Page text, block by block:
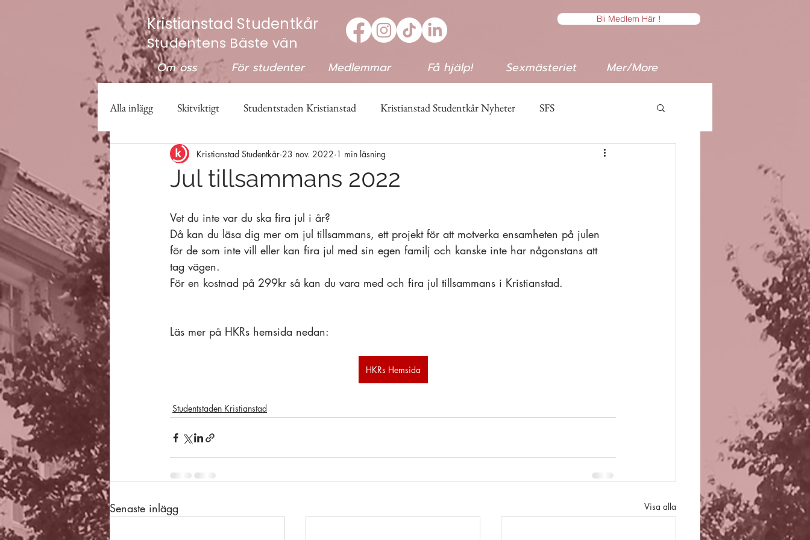
Kristianstad Studentkår
Studentens Bäste vän
Bli Medlem Här !
Om oss För studenter Medlemmar Få hjälp! Sexmästeriet Mer/More
Alla inlägg Skitviktigt Studentstaden Kristianstad Kristianstad Studentkår Nyheter SFS
Valberedningen Studenter &Quiz
Jul tillsammans 2022
Kristianstad Studentkår 23 nov. 2022 1 min läsning
Vet du inte var du ska fira jul i år?
Då kan du läsa dig mer om jul tillsammans, ett projekt för att motverka ensamheten på julen
för de som inte vill eller kan fira jul med sin egen familj och kanske inte har någonstans att
tag vägen.
För en kostnad på 299kr så kan du vara med och fira jul tillsammans i Kristianstad.
Läs mer på HKRs hemsida nedan:
HKRs Hemsida
Studentstaden Kristianstad
Senaste inlägg Visa alla